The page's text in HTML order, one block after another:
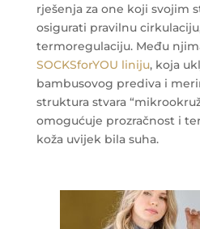
rješenja za one koji svojim
osigurati pravilnu
termoregulaciju. Među
SOCKSforYOU liniju, koja
bambusovog prediva i
struktura stvara
omogućuje prozračnost i
koža uvijek bila suha.